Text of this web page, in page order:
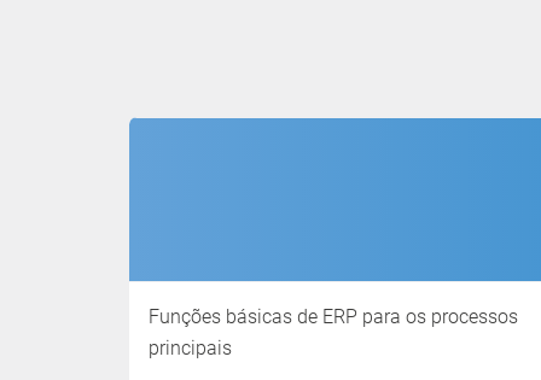
Funções básicas de ERP para os processos
principais